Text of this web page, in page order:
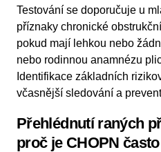
Testování se doporučuje u
příznaky chronické
pokud mají lehkou nebo
nebo rodinnou anamnézu
Identifikace základních
včasnější sledování a
Přehlédnutí raných
proč je CHOPN